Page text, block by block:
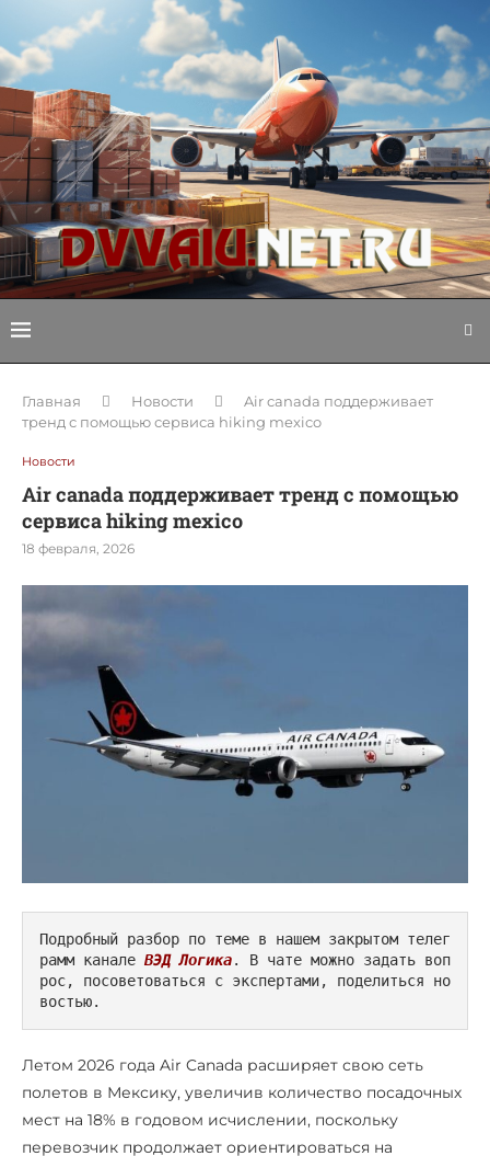
Главная Новости
Air canada поддерживает
тренд с помощью сервиса hiking mexico
Новости
Air canada поддерживает тренд с помощью
сервиса hiking mexico
18 февраля, 2026
Подробный разбор по теме в нашем закрытом телег
рамм канале ВЭД Логика. В чате можно задать воп
рос, посоветоваться с экспертами, поделиться но
востью.
Летом 2026 года Air Canada расширяет свою сеть
полетов в Мексику, увеличив количество посадочных
мест на 18% в годовом исчислении, поскольку
перевозчик продолжает ориентироваться на